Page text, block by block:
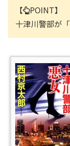
【
POINT】
十津川警部が